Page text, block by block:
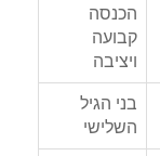
הכנסה
קבועה
ויציבה
בני הגיל
השלישי